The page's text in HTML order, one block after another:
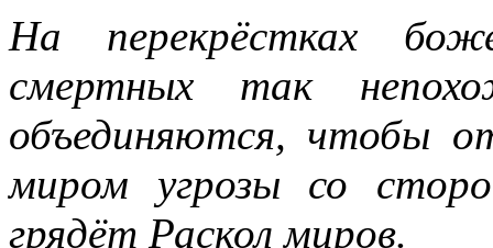
На перекрёстках
смертных так
объединяются, чтобы
миром угрозы со
грядёт Раскол миров.